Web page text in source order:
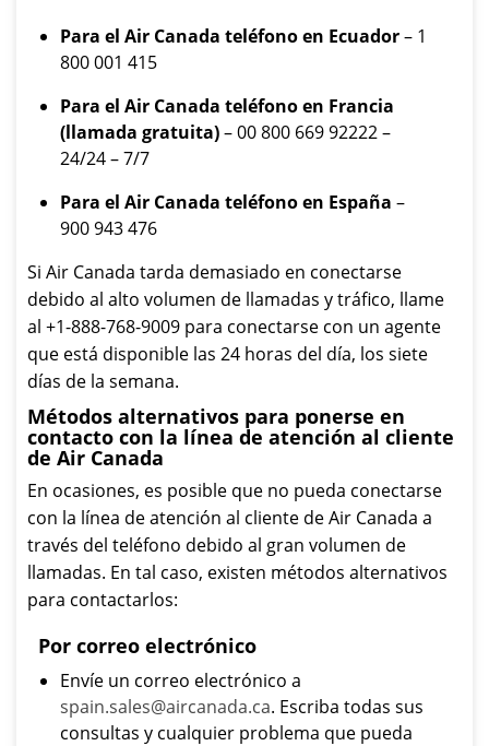
Para el Air Canada teléfono en Ecuador– 1
800 001 415
Para el Air Canada teléfono en Francia
(llamada gratuita)– 00 800 669 92222 –
24/24 – 7/7
Para el Air Canada teléfono en España –
900 943 476
Si Air Canada tarda demasiado en conectarse
debido al alto volumen de llamadas y tráfico, llame
al +1-888-768-9009 para conectarse con un agente
que está disponible las 24 horas del día, los siete
días de la semana.
Métodos alternativos para ponerse en
contacto con la línea de atención al cliente
de Air Canada
En ocasiones, es posible que no pueda conectarse
con la línea de atención al cliente de Air Canada a
través del teléfono debido al gran volumen de
llamadas. En tal caso, existen métodos alternativos
para contactarlos:
Por correo electrónico
Envíe un correo electrónico a
spain.sales@aircanada.ca. Escriba todas sus
consultas y cualquier problema que pueda